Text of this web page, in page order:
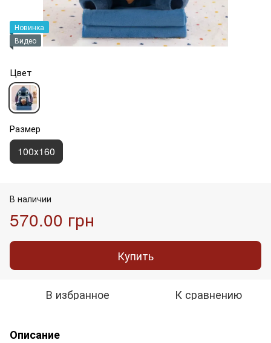
Новинка
Видео
Цвет
Размер
100х160
В наличии
570.00 грн
Купить
В избранное К сравнению
Описание